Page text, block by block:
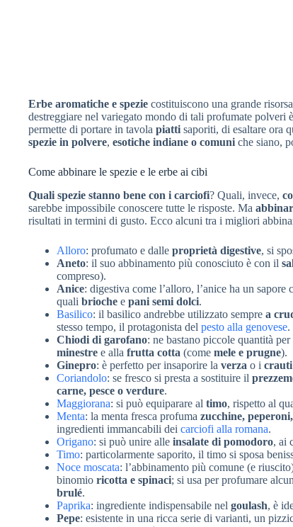
Erbe aromatiche e spezie costituiscono una grande
destreggiare nel variegato mondo di tali profumate polveri
permette di portare in tavola piatti saporiti, di esaltare ora
spezie in polvere, esotiche indiane o comuni che siano,
Come abbinare le spezie e le erbe ai cibi
Quali spezie stanno bene con i carciofi? Quali, invece,
sarebbe impossibile conoscere tutte le risposte. Ma
risultati in termini di gusto. Ecco alcuni tra i migliori
Alloro: profumato e dalle proprietà digestive, si
Aneto: il suo abbinamento più conosciuto è con il
compreso).
Anice: digestiva come l’alloro, l’anice ha un
quali brioche e pani semi dolci.
Basilico: il basilico andrebbe utilizzato sempre a
stesso tempo, il protagonista del pesto alla genovese.
Chiodi di garofano: ne bastano piccole quantità
minestre e alla frutta cotta (come mele e prugne).
Ginepro: è perfetto per insaporire la verza o i crauti
Coriandolo: se fresco si presta a sostituire il
carne, pesce o verdure.
Maggiorana: si può equiparare al timo, rispetto al
Menta: la menta fresca profuma zucchine,
ingredienti immancabili dei carciofi alla romana.
Origano: si può unire alle insalate di pomodoro, ai
Timo: particolarmente saporito, il timo si sposa
Noce moscata: l’abbinamento più comune (e
binomio ricotta e spinaci; si usa per profumare
brulé.
Paprika: ingrediente indispensabile nel goulash, è
Pepe: esistente in una ricca serie di varianti, un